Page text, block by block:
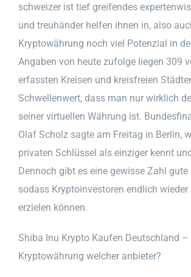
schweizer ist tief greifendes
und treuhänder helfen ihnen in, also
Kryptowährung noch viel Potenzial in
Angaben von heute zufolge liegen 309
erfassten Kreisen und kreisfreien
Schwellenwert, dass man nur wirklich
seiner virtuellen Währung ist.
Olaf Scholz sagte am Freitag in Berlin,
privaten Schlüssel als einziger kennt
Dennoch gibt es eine gewisse Zahl gute
sodass Kryptoinvestoren endlich wieder
erzielen können.
Shiba Inu Krypto Kaufen Deutschland –
Kryptowährung welcher anbieter?